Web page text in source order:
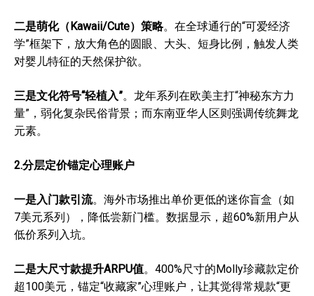
二是萌化（Kawaii/Cute）策略。在全球通行的“可爱经济
学”框架下，放大角色的圆眼、大头、短身比例，触发人类
对婴儿特征的天然保护欲。
三是文化符号“轻植入”。龙年系列在欧美主打“神秘东方力
量”，弱化复杂民俗背景；而东南亚华人区则强调传统舞龙
元素。
2.分层定价锚定心理账户
一是入门款引流。海外市场推出单价更低的迷你盲盒（如
7美元系列），降低尝新门槛。数据显示，超60%新用户从
低价系列入坑。
二是大尺寸款提升ARPU值。400%尺寸的Molly珍藏款定价
超100美元，锚定“收藏家”心理账户，让其觉得常规款“更